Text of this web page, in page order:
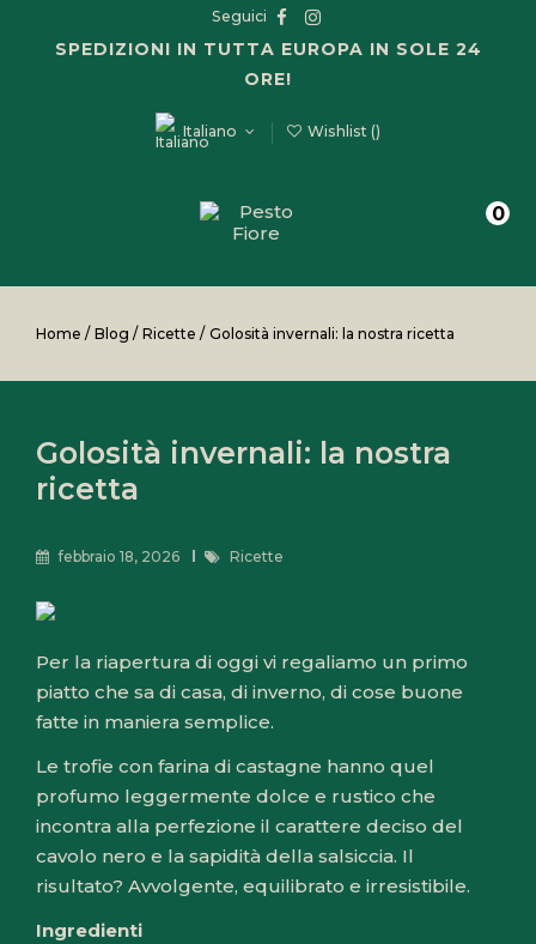
Seguici
SPEDIZIONI IN TUTTA EUROPA IN SOLE 24
ORE!
Italiano Wishlist ()
0
Home / Blog / Ricette / Golosità invernali: la nostra ricetta
Golosità invernali: la nostra
ricetta
febbraio 18, 2026 Ricette
Per la riapertura di oggi vi regaliamo un primo
piatto che sa di casa, di inverno, di cose buone
fatte in maniera semplice.
Le trofie con farina di castagne hanno quel
profumo leggermente dolce e rustico che
incontra alla perfezione il carattere deciso del
cavolo nero e la sapidità della salsiccia. Il
risultato? Avvolgente, equilibrato e irresistibile.
Ingredienti